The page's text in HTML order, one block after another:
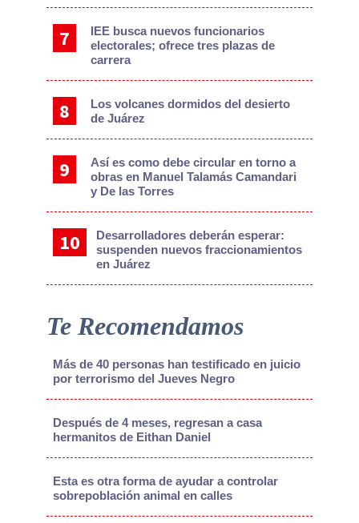
IEE busca nuevos funcionarios
electorales; ofrece tres plazas de
carrera
Los volcanes dormidos del desierto
de Juárez
Así es como debe circular en torno a
obras en Manuel Talamás Camandari
y De las Torres
Desarrolladores deberán esperar:
suspenden nuevos fraccionamientos
en Juárez
Te Recomendamos
Más de 40 personas han testificado en juicio
por terrorismo del Jueves Negro
Después de 4 meses, regresan a casa
hermanitos de Eithan Daniel
Esta es otra forma de ayudar a controlar
sobrepoblación animal en calles